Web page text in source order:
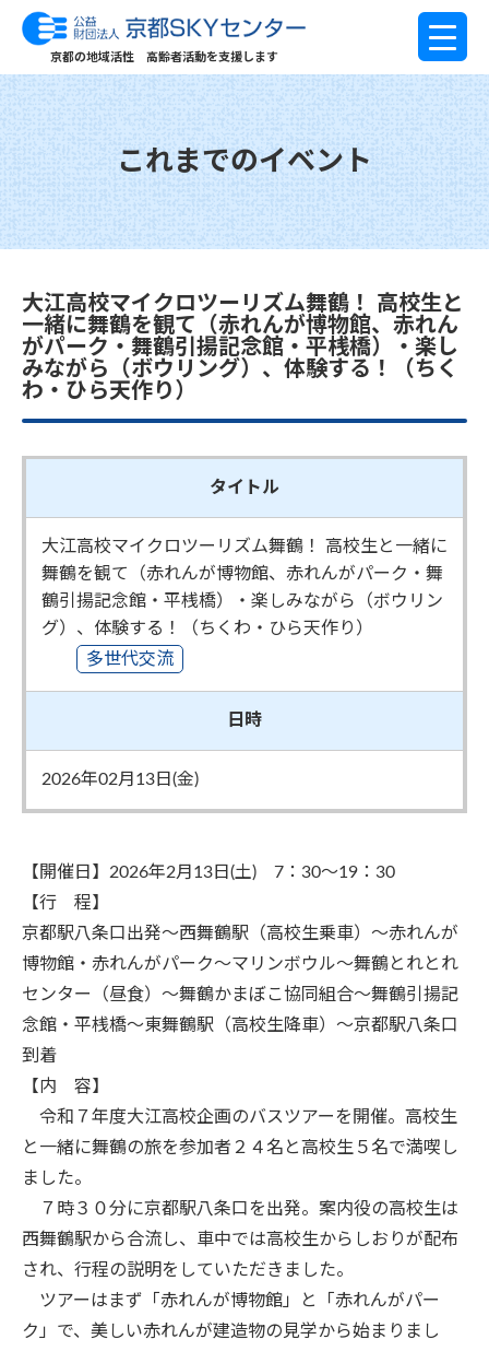
京都の地域活性 高齢者活動を支援します
これまでのイベント
大江高校マイクロツーリズム舞鶴！ 高校生と
一緒に舞鶴を観て（赤れんが博物館、赤れん
がパーク・舞鶴引揚記念館・平桟橋）・楽し
みながら（ボウリング）、体験する！（ちく
わ・ひら天作り）
タイトル
大江高校マイクロツーリズム舞鶴！ 高校生と一緒に
舞鶴を観て（赤れんが博物館、赤れんがパーク・舞
鶴引揚記念館・平桟橋）・楽しみながら（ボウリン
グ）、体験する！（ちくわ・ひら天作り）
多世代交流
日時
2026年02月13日(金)
【開催日】2026年2月13日(土) 7：30～19：30
【行 程】
京都駅八条口出発～西舞鶴駅（高校生乗車）～赤れんが
博物館・赤れんがパーク～マリンボウル～舞鶴とれとれ
センター（昼食）～舞鶴かまぼこ協同組合～舞鶴引揚記
念館・平桟橋～東舞鶴駅（高校生降車）～京都駅八条口
到着
【内 容】
令和７年度大江高校企画のバスツアーを開催。高校生
と一緒に舞鶴の旅を参加者２４名と高校生５名で満喫し
ました。
７時３０分に京都駅八条口を出発。案内役の高校生は
西舞鶴駅から合流し、車中では高校生からしおりが配布
され、行程の説明をしていただきました。
ツアーはまず「赤れんが博物館」と「赤れんがパー
ク」で、美しい赤れんが建造物の見学から始まりまし